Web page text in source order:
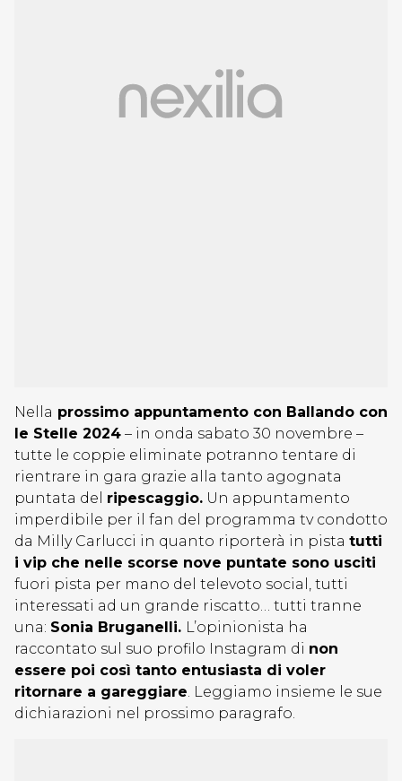
Nella prossimo appuntamento con Ballando con
le Stelle 2024 – in onda sabato 30 novembre –
tutte le coppie eliminate potranno tentare di
rientrare in gara grazie alla tanto agognata
puntata del ripescaggio. Un appuntamento
imperdibile per il fan del programma tv condotto
da Milly Carlucci in quanto riporterà in pista tutti
i vip che nelle scorse nove puntate sono usciti
fuori pista per mano del televoto social, tutti
interessati ad un grande riscatto… tutti tranne
una: Sonia Bruganelli. L’opinionista ha
raccontato sul suo profilo Instagram di non
essere poi così tanto entusiasta di voler
ritornare a gareggiare. Leggiamo insieme le sue
dichiarazioni nel prossimo paragrafo.